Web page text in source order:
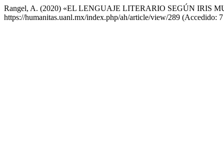
Rangel, A. (2020) «EL LENGUAJE LITERARIO SEGÚN IRIS
https://humanitas.uanl.mx/index.php/ah/article/view/289 (Accedido: